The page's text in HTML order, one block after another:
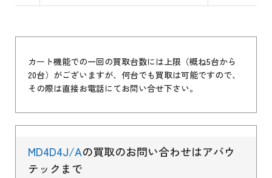
カート機能での一回の買取台数には上限（概ね5台から
20台）がございますが、何台でも買取は可能ですので、
その際は直接お電話にてお問い合せ下さい。
MD4D4J/Aの買取のお問い合わせはアバウ
テックまで